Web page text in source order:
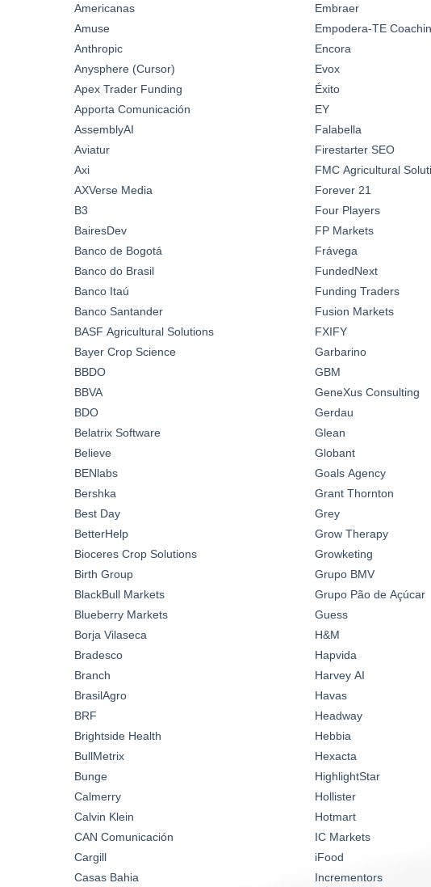
Americanas
Amuse
Anthropic
Anysphere (Cursor)
Apex Trader Funding
Apporta Comunicación
AssemblyAI
Aviatur
Axi
AXVerse Media
B3
BairesDev
Banco de Bogotá
Banco do Brasil
Banco Itaú
Banco Santander
BASF Agricultural Solutions
Bayer Crop Science
BBDO
BBVA
BDO
Belatrix Software
Believe
BENlabs
Bershka
Best Day
BetterHelp
Bioceres Crop Solutions
Birth Group
BlackBull Markets
Blueberry Markets
Borja Vilaseca
Bradesco
Branch
BrasilAgro
BRF
Brightside Health
BullMetrix
Bunge
Calmerry
Calvin Klein
CAN Comunicación
Cargill
Casas Bahia
Embraer
Empodera-TE
Encora
Evox
Éxito
EY
Falabella
Firestarter SEO
FMC Agricultural
Forever 21
Four Players
FP Markets
Frávega
FundedNext
Funding Traders
Fusion Markets
FXIFY
Garbarino
GBM
GeneXus Consulting
Gerdau
Glean
Globant
Goals Agency
Grant Thornton
Grey
Grow Therapy
Growketing
Grupo BMV
Grupo Pão de Açúcar
Guess
H&M
Hapvida
Harvey AI
Havas
Headway
Hebbia
Hexacta
HighlightStar
Hollister
Hotmart
IC Markets
iFood
Incrementors